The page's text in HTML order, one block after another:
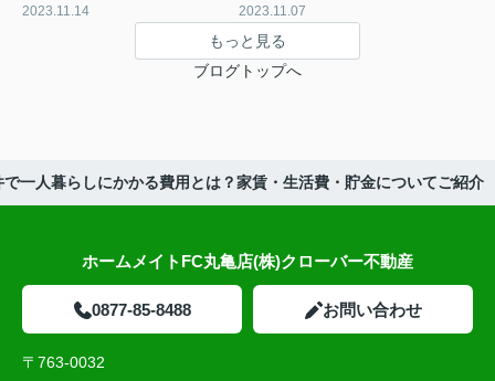
2023.11.14 2023.11.07
もっと見る
ブログトップへ
で一人暮らしにかかる費用とは？家賃・生活費・貯金についてご紹介
ホームメイトFC丸亀店(株)クローバー不動産
0877-85-8488 お問い合わせ
〒763-0032